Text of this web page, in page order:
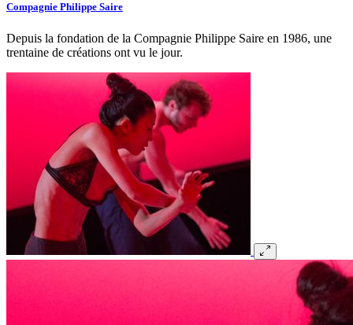
Compagnie Philippe Saire
Depuis la fondation de la Compagnie Philippe Saire en 1986, une
trentaine de créations ont vu le jour.